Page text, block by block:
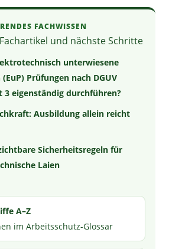
FACHWISSEN
und nächste Schritte
unterwiesene
(EuP) Prüfungen nach DGUV
3 eigenständig durchführen?
Ausbildung allein reicht
Sicherheitsregeln für
Laien
A–Z
im Arbeitsschutz-Glossar